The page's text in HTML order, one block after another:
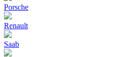
Porsche
Renault
Saab